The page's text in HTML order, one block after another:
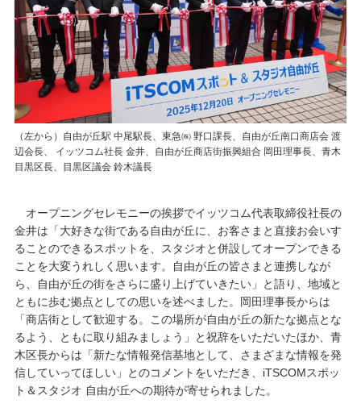
（左から）自由が丘駅 中尾駅長、東急㈱ 野口課長、自由が丘南口商店会 渡
辺会長、 イッツコム社長 金井、自由が丘商店街振興組合 岡田理事長、青木
目黒区長、目黒区議会 鈴木議長
オープニングセレモニーの挨拶でイッツコム代表取締役社長の
金井は「大好きな街である自由が丘に、お客さまと直接お会いす
ることのできるスポットを、スタジオと併設してオープンできる
ことを大変うれしく思います。自由が丘の皆さまと連携しなが
ら、自由が丘の街をさらに盛り上げていきたい」と語り、地域と
ともに歩む拠点としての思いを述べました。岡田理事長からは
「商店街として歓迎する。この場所が自由が丘の新たな拠点とな
るよう、ともに取り組みましょう」と祝辞をいただいたほか、青
木区長からは「新たな情報発信基地として、さまざまな情報を発
信していってほしい」とのコメントをいただき、iTSCOMスポッ
ト＆スタジオ 自由が丘への期待が寄せられました。